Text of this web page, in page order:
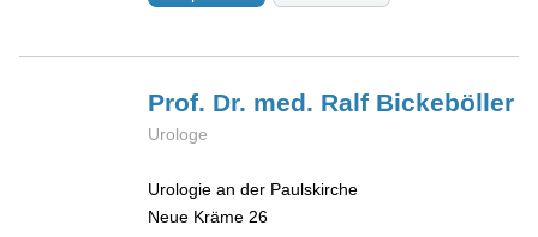
Prof. Dr. med. Ralf Bickeböller
Urologe
Urologie an der Paulskirche
Neue Kräme 26